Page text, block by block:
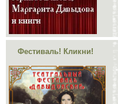
Фестиваль! Кликни!